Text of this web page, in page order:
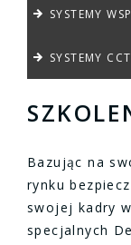
SYSTEMY
SYSTEMY
Bazując na
rynku
swojej kadry
specjalnych